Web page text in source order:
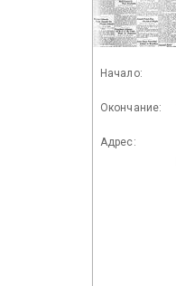
Начало:
Окончание:
Адрес: